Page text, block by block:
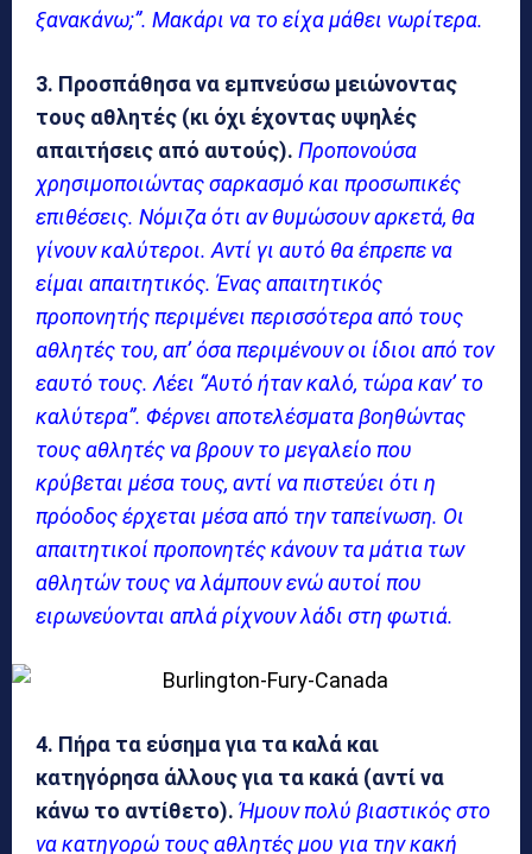
ξανακάνω;”. Μακάρι να το είχα μάθει νωρίτερα.
3. Προσπάθησα να εμπνεύσω μειώνοντας
τους αθλητές (κι όχι έχοντας υψηλές
απαιτήσεις από αυτούς). Προπονούσα
χρησιμοποιώντας σαρκασμό και προσωπικές
επιθέσεις. Νόμιζα ότι αν θυμώσουν αρκετά, θα
γίνουν καλύτεροι. Αντί γι αυτό θα έπρεπε να
είμαι απαιτητικός. Ένας απαιτητικός
προπονητής περιμένει περισσότερα από τους
αθλητές του, απ’ όσα περιμένουν οι ίδιοι από τον
εαυτό τους. Λέει “Αυτό ήταν καλό, τώρα καν’ το
καλύτερα”. Φέρνει αποτελέσματα βοηθώντας
τους αθλητές να βρουν το μεγαλείο που
κρύβεται μέσα τους, αντί να πιστεύει ότι η
πρόοδος έρχεται μέσα από την ταπείνωση. Οι
απαιτητικοί προπονητές κάνουν τα μάτια των
αθλητών τους να λάμπουν ενώ αυτοί που
ειρωνεύονται απλά ρίχνουν λάδι στη φωτιά.
4. Πήρα τα εύσημα για τα καλά και
κατηγόρησα άλλους για τα κακά (αντί να
κάνω το αντίθετο). Ήμουν πολύ βιαστικός στο
να κατηγορώ τους αθλητές μου για την κακή